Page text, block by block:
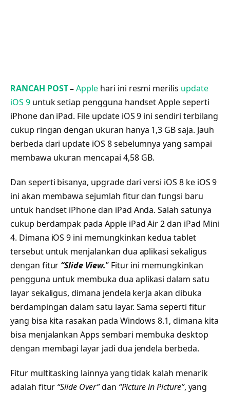
RANCAH POST–Apple hari ini resmi merilis update
iOS 9untuk setiap pengguna handset Apple seperti
iPhone dan iPad. File update iOS 9 ini sendiri terbilang
cukup ringan dengan ukuran hanya 1,3 GB saja. Jauh
berbeda dari update iOS 8 sebelumnya yang sampai
membawa ukuran mencapai 4,58 GB.
Dan seperti bisanya, upgrade dari versi iOS 8 ke iOS 9
ini akan membawa sejumlah fitur dan fungsi baru
untuk handset iPhone dan iPad Anda. Salah satunya
cukup berdampak pada Apple iPad Air 2 dan iPad Mini
4. Dimana iOS 9 ini memungkinkan kedua tablet
tersebut untuk menjalankan dua aplikasi sekaligus
dengan fitur “Slide View.” Fitur ini memungkinkan
pengguna untuk membuka dua aplikasi dalam satu
layar sekaligus, dimana jendela kerja akan dibuka
berdampingan dalam satu layar. Sama seperti fitur
yang bisa kita rasakan pada Windows 8.1, dimana kita
bisa menjalankan Apps sembari membuka desktop
dengan membagi layar jadi dua jendela berbeda.
Fitur multitasking lainnya yang tidak kalah menarik
adalah fitur “Slide Over”dan “Picture in Picture”, yang